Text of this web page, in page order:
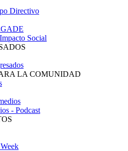
Directivo
Social
LA COMUNIDAD
- Podcast